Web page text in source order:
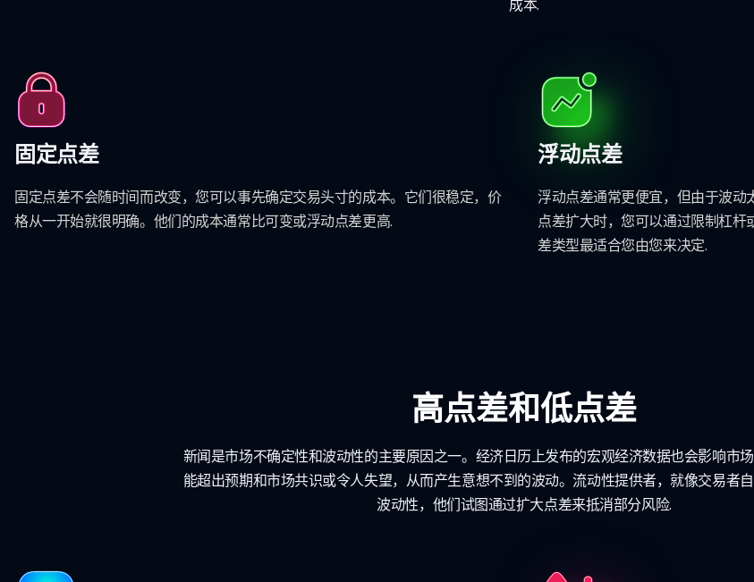
成本.
固定点差
固定点差不会随时间而改变，您可以事先确定交易头寸的成本。它们很稳定，价
格从一开始就很明确。他们的成本通常比可变或浮动点差更高.
浮动点差
浮动点差通常更便宜，但由于波
点差扩大时，您可以通过限制杠
差类型最适合您由您来决定.
高点差和低点差
新闻是市场不确定性和波动性的主要原因之一。经济日历上发布的宏观经济数据也会影响市
能超出预期和市场共识或令人失望，从而产生意想不到的波动。流动性提供者，就像交易者
波动性，他们试图通过扩大点差来抵消部分风险.